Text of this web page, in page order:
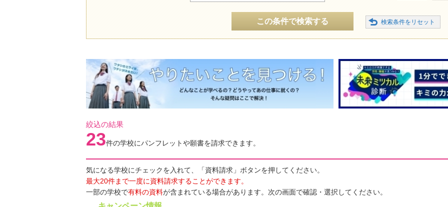
この条件で検索する
絞込の結果
23件の学校にパンフレットや願書を請求できます。
気になる学校にチェックを入れて、「資料請求」ボタンを押してください。
最大20件まで一度に資料請求することができます。
一部の学校で有料の資料が含まれている場合があります。次の画面で確認・選択してください。